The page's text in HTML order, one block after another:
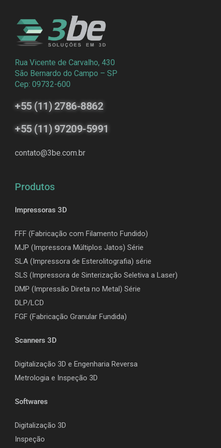
Rua Vicente de Carvalho, 430
São Bernardo do Campo – SP
Cep: 09732-600
+55 (11) 2786-8862
+55 (11) 97209-5991
contato@3be.com.br
Produtos
Impressoras 3D
FFF (Fabricação com Filamento Fundido)
MJP (Impressora Múltiplos Jatos) Série
SLA (Impressora de Esterolitografia) série
SLS (Impressora de Sinterização Seletiva a Laser)
DMP (Impressão Direta no Metal) Série
DLP/LCD
FGF (Fabricação Granular Fundida)
Scanners 3D
Digitalização 3D e Engenharia Reversa
Metrologia e Inspeção 3D
Softwares
Digitalização 3D
Inspeção